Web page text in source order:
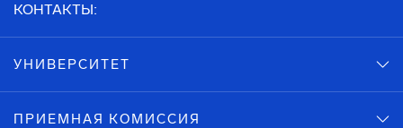
КОНТАКТЫ:
УНИВЕРСИТЕТ
ПРИЕМНАЯ КОМИССИЯ